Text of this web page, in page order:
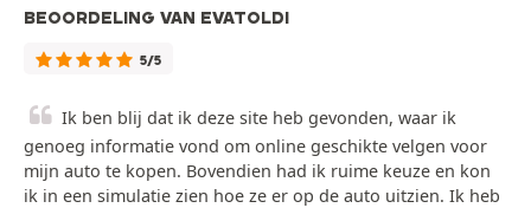
BEOORDELING VAN EVATOLDI
5/5
Ik ben blij dat ik deze site heb gevonden, waar ik
genoeg informatie vond om online geschikte velgen voor
mijn auto te kopen. Bovendien had ik ruime keuze en kon
ik in een simulatie zien hoe ze er op de auto uitzien. Ik heb